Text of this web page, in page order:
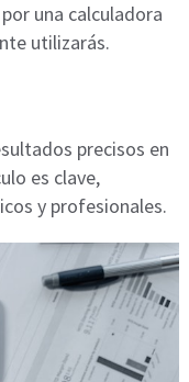
una calculadora
utilizarás.
precisos en
es clave,
y profesionales.